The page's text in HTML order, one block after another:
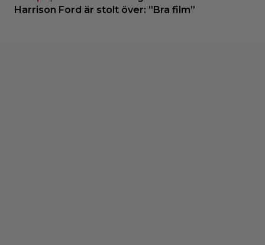
Harrison Ford är stolt över: ”Bra film”